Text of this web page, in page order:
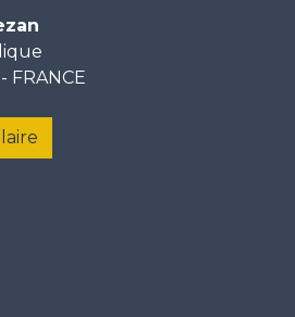
FRANCE